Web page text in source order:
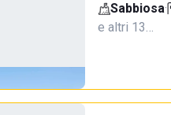
Sabbiosa·
e altri 13…